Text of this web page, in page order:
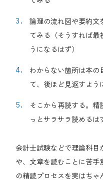
論理の流れ図や要約文
てみる（そうすれば最
うになるはず）
わからない箇所は本の
て、後ほど見返すよう
そこから再読する。精
っとサラサラ読めるは
会計士試験などで理論科目
や、文章を読むことに苦手
の精読プロセスを実はち